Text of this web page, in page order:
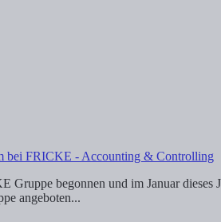
bei FRICKE - Accounting & Controlling
begonnen und im Januar dieses
angeboten...